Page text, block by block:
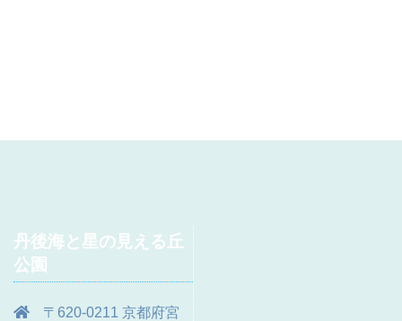
丹後海と星の見える丘
公園
〒620-0211 京都府宮